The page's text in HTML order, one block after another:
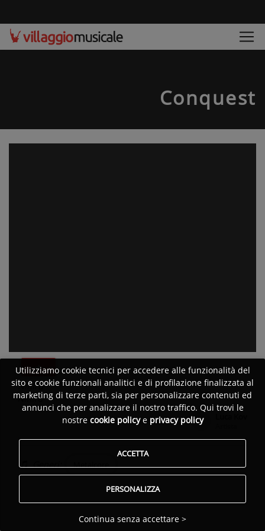
Conquest
Nihiru
Nihiru
Pubblicato da:
Generi: Metalcore
Utilizziamo cookie tecnici per accedere alle funzionalità del
sito e cookie funzionali analitici e di profilazione finalizzata al
marketing di terze parti, sia per personalizzare contenuti ed
annunci che per analizzare il nostro traffico. Qui trovi le
nostre cookie policye privacy policy
ACCETTA
PERSONALIZZA
Continua senza accettare >